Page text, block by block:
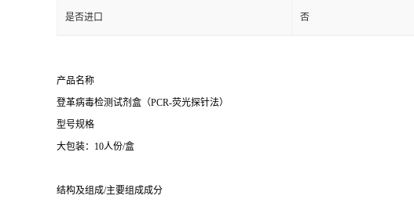
是否进口 否
产品名称
登革病毒检测试剂盒（PCR-荧光探针法）
型号规格
大包装：10人份/盒
结构及组成/主要组成成分